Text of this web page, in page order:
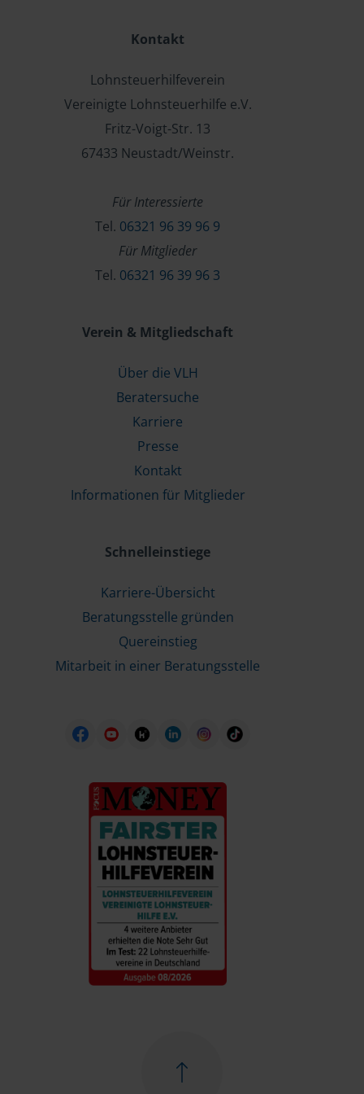
Kontakt
Lohnsteuerhilfeverein
Vereinigte Lohnsteuerhilfe e.V.
Fritz-Voigt-Str. 13
67433 Neustadt/Weinstr.
Für Interessierte
Tel. 06321 96 39 96 9
Für Mitglieder
Tel. 06321 96 39 96 3
Verein & Mitgliedschaft
Über die VLH
Beratersuche
Karriere
Presse
Kontakt
Informationen für Mitglieder
Schnelleinstiege
Karriere-Übersicht
Beratungsstelle gründen
Quereinstieg
Mitarbeit in einer Beratungsstelle